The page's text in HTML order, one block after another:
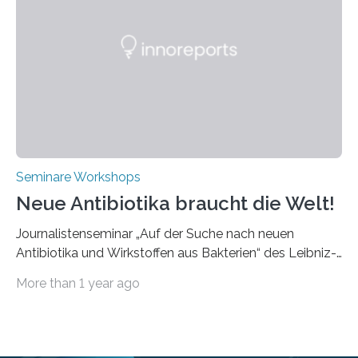
diesmal auf innovativen Strahlformungslösungen, die
Seminare Workshops
Neue Antibiotika braucht die Welt!
Journalistenseminar „Auf der Suche nach neuen
Antibiotika und Wirkstoffen aus Bakterien“ des Leibniz-
2024. Eine zunehmende und besorgniserregende
More than 1 year ago